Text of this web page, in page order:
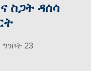
ስጋት ዳሰሳ
23